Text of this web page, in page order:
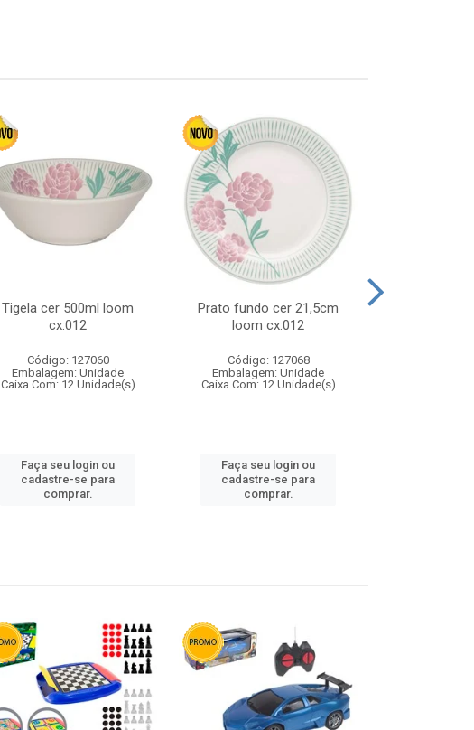
Tigela cer 500ml loom
cx:012
Código: 127060
Embalagem: Unidade
Caixa Com: 12 Unidade(s)
Faça seu login ou
cadastre-se para
comprar.
Prato fundo cer 21,5cm
loom cx:012
Código: 127068
Embalagem: Unidade
Caixa Com: 12 Unidade(s)
Faça seu login ou
cadastre-se para
comprar.